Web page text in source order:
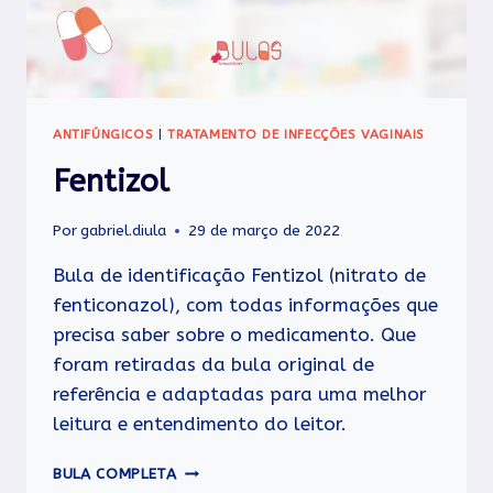
ANTIFÚNGICOS TRATAMENTO DE INFECÇÕES VAGINAIS
Fentizol
Porgabriel.diula 29 de março de 2022
Bula de identificação Fentizol (nitrato de
fenticonazol), com todas informações que
precisa saber sobre o medicamento. Que
foram retiradas da bula original de
referência e adaptadas para uma melhor
leitura e entendimento do leitor.
BULA COMPLETA FENTIZOL